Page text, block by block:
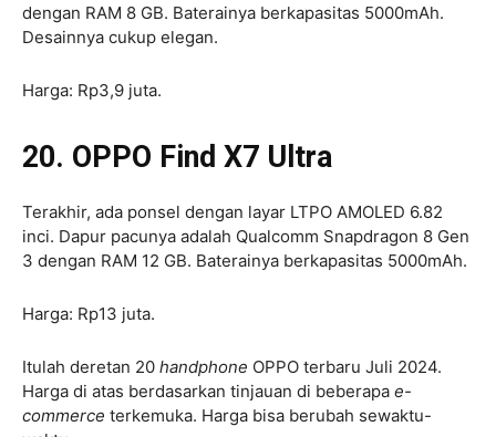
dengan RAM 8 GB. Baterainya berkapasitas 5000mAh.
Desainnya cukup elegan.
Harga: Rp3,9 juta.
20. OPPO Find X7 Ultra
Terakhir, ada ponsel dengan layar LTPO AMOLED 6.82
inci. Dapur pacunya adalah Qualcomm Snapdragon 8 Gen
3 dengan RAM 12 GB. Baterainya berkapasitas 5000mAh.
Harga: Rp13 juta.
Itulah deretan 20 handphone OPPO terbaru Juli 2024.
Harga di atas berdasarkan tinjauan di beberapa e-
commerce terkemuka. Harga bisa berubah sewaktu-